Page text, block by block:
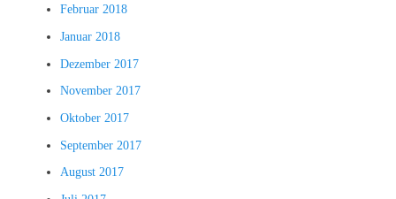
Februar 2018
Januar 2018
Dezember 2017
November 2017
Oktober 2017
September 2017
August 2017